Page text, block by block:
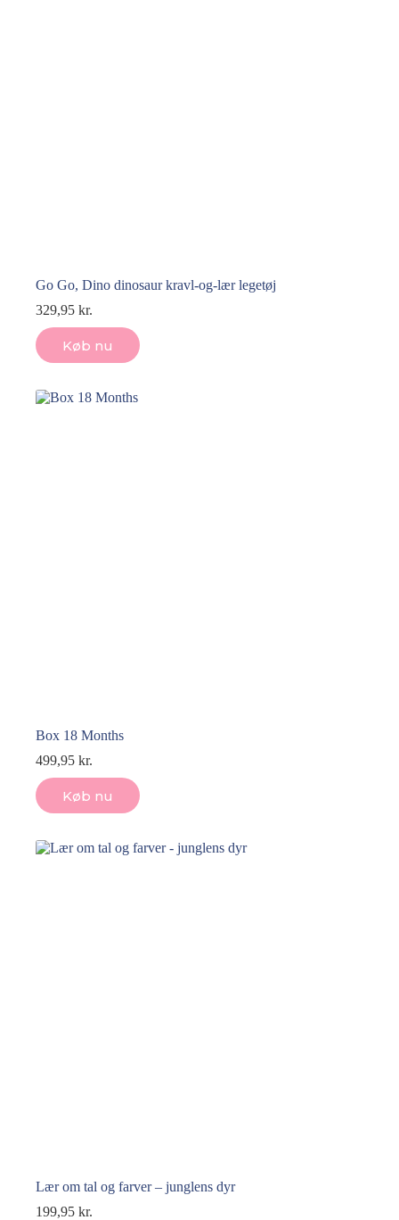
Go Go, Dino dinosaur kravl-og-lær legetøj
329,95 kr.
Køb nu
Box 18 Months
499,95 kr.
Køb nu
Lær om tal og farver – junglens dyr
199,95 kr.